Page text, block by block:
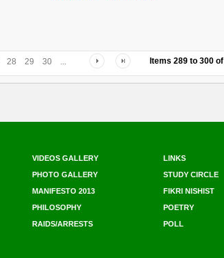
28 29 30 ... Items 289 to 300 of
VIDEOS GALLERY LINKS
PHOTO GALLERY STUDY CIRCLE
MANIFESTO 2013 FIKRI NISHIST
PHILOSOPHY POETRY
RAIDS/ARRESTS POLL